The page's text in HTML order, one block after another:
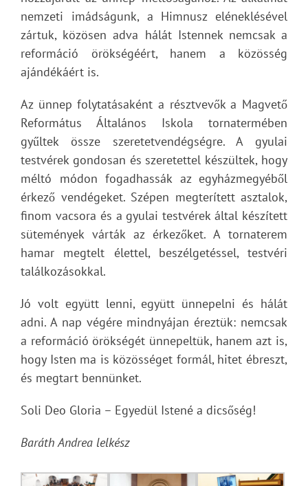
nemzeti imádságunk, a Himnusz eléneklésével
zártuk, közösen adva hálát Istennek nemcsak a
reformáció örökségéért, hanem a közösség
ajándékáért is.
Az ünnep folytatásaként a résztvevők a Magvető
Református Általános Iskola tornatermében
gyűltek össze szeretetvendégségre. A gyulai
testvérek gondosan és szeretettel készültek, hogy
méltó módon fogadhassák az egyházmegyéből
érkező vendégeket. Szépen megterített asztalok,
finom vacsora és a gyulai testvérek által készített
sütemények várták az érkezőket. A tornaterem
hamar megtelt élettel, beszélgetéssel, testvéri
találkozásokkal.
Jó volt együtt lenni, együtt ünnepelni és hálát
adni. A nap végére mindnyájan éreztük: nemcsak
a reformáció örökségét ünnepeltük, hanem azt is,
hogy Isten ma is közösséget formál, hitet ébreszt,
és megtart bennünket.
Soli Deo Gloria – Egyedül Istené a dicsőség!
Baráth Andrea lelkész